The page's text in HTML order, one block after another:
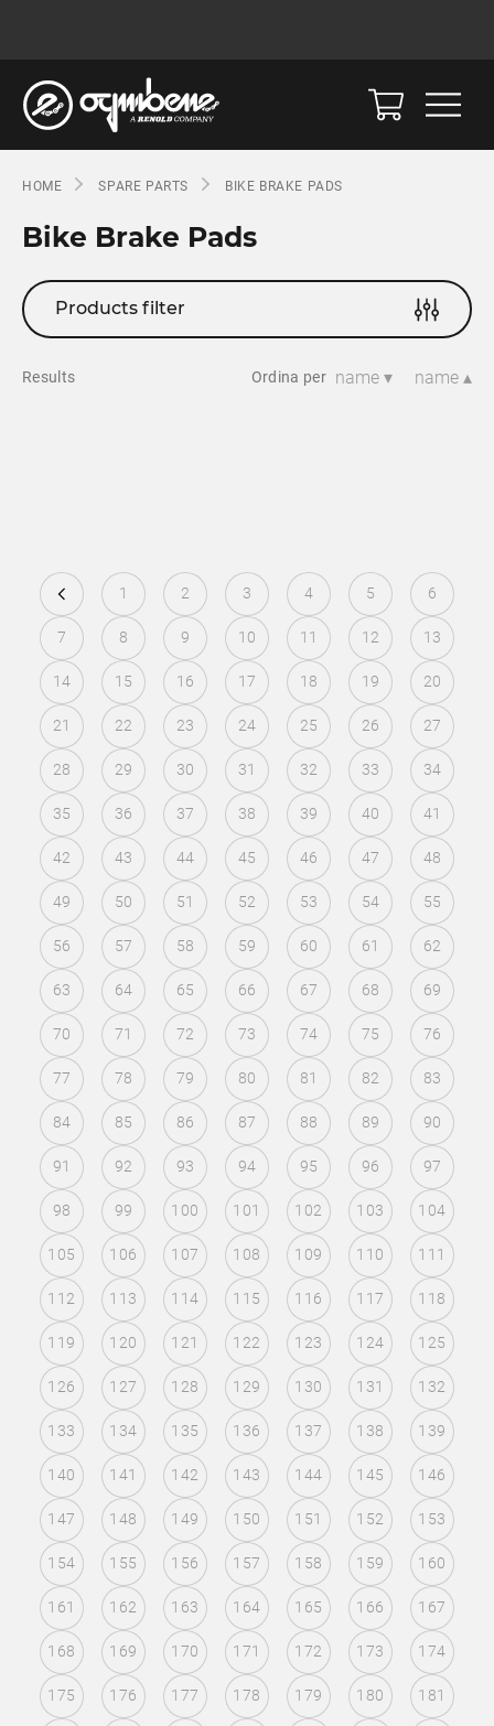
HOME SPARE PARTS BIKE BRAKE PADS
Bike Brake Pads
Products filter
Results Ordina per name ▾ name ▴
1 2 3 4 5 6
7 8 9 10 11 12 13
14 15 16 17 18 19 20
21 22 23 24 25 26 27
28 29 30 31 32 33 34
35 36 37 38 39 40 41
42 43 44 45 46 47 48
49 50 51 52 53 54 55
56 57 58 59 60 61 62
63 64 65 66 67 68 69
70 71 72 73 74 75 76
77 78 79 80 81 82 83
84 85 86 87 88 89 90
91 92 93 94 95 96 97
98 99 100 101 102 103 104
105 106 107 108 109 110 111
112 113 114 115 116 117 118
119 120 121 122 123 124 125
126 127 128 129 130 131 132
133 134 135 136 137 138 139
140 141 142 143 144 145 146
147 148 149 150 151 152 153
154 155 156 157 158 159 160
161 162 163 164 165 166 167
168 169 170 171 172 173 174
175 176 177 178 179 180 181